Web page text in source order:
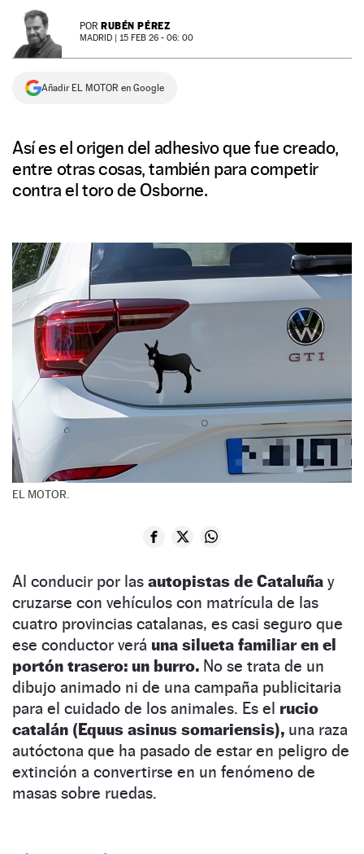
NEWSLETTER POR RUBÉN PÉREZ
MADRID | 15 FEB 26 - 06: 00
Añadir EL MOTOR en Google
Así es el origen del adhesivo que fue creado,
entre otras cosas, también para competir
contra el toro de Osborne.
EL MOTOR.
Al conducir por las autopistas de Cataluña y
cruzarse con vehículos con matrícula de las
cuatro provincias catalanas, es casi seguro que
ese conductor verá una silueta familiar en el
portón trasero: un burro. No se trata de un
dibujo animado ni de una campaña publicitaria
para el cuidado de los animales. Es el rucio
catalán (Equus asinus somariensis), una raza
autóctona que ha pasado de estar en peligro de
extinción a convertirse en un fenómeno de
masas sobre ruedas.